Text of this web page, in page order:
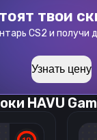
твои
CS2 и получи
Узнать цену
HAVU